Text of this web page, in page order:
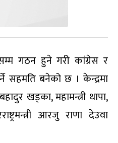
गठन हुने गरी कांग्रेस र
सहमति बनेको छ । केन्द्रमा
खड्का, महामन्त्री थापा,
आरजु राणा देउवा